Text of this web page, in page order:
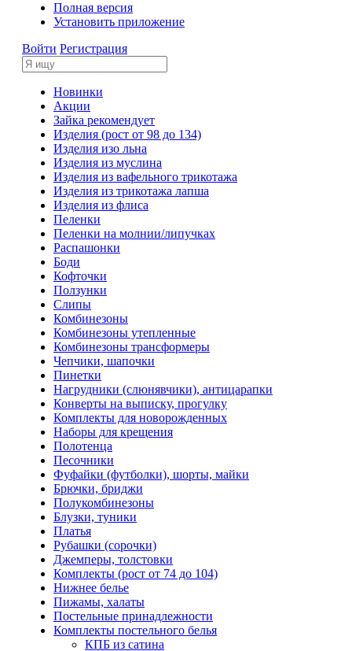
Полная версия
Установить приложение
Войти Регистрация
Новинки
Акции
Зайка рекомендует
Изделия (рост от 98 до 134)
Изделия изо льна
Изделия из муслина
Изделия из вафельного трикотажа
Изделия из трикотажа лапша
Изделия из флиса
Пеленки
Пеленки на молнии/липучках
Распашонки
Боди
Кофточки
Ползунки
Слипы
Комбинезоны
Комбинезоны утепленные
Комбинезоны трансформеры
Чепчики, шапочки
Пинетки
Нагрудники (слюнявчики), антицарапки
Конверты на выписку, прогулку
Комплекты для новорожденных
Наборы для крещения
Полотенца
Песочники
Фуфайки (футболки), шорты, майки
Брючки, бриджи
Полукомбинезоны
Блузки, туники
Платья
Рубашки (сорочки)
Джемперы, толстовки
Комплекты (рост от 74 до 104)
Нижнее белье
Пижамы, халаты
Постельные принадлежности
Комплекты постельного белья
КПБ из сатина